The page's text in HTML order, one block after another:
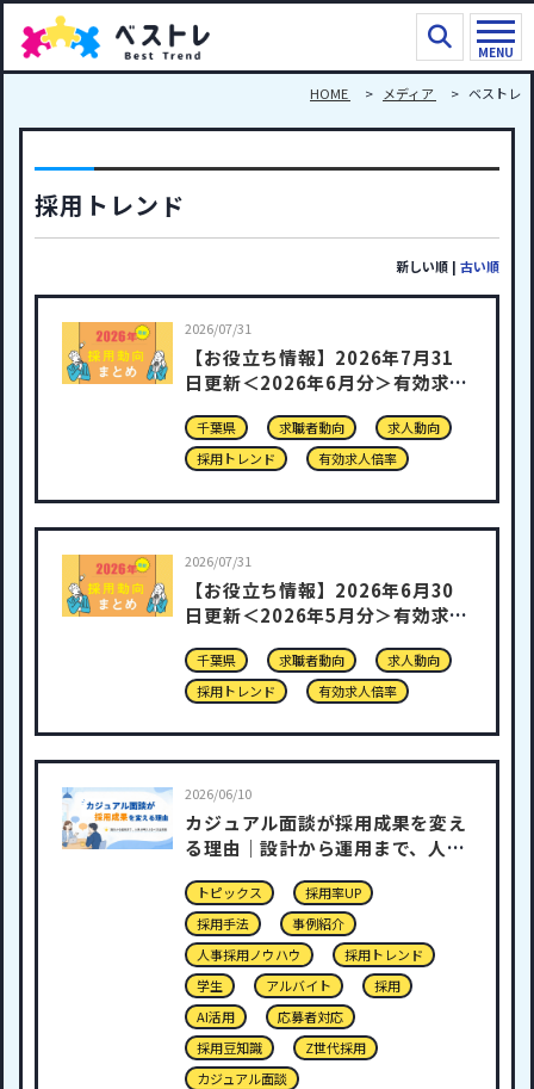
MENU
HOME メディア ベストレ
採用トレンド
新しい順| 古い順
2026/07/31
【お役立ち情報】2026年7月31
日更新＜2026年6月分＞有効求人
千葉県 求職者動向
求人動向
採用トレンド
有効求人倍率
2026/07/31
【お役立ち情報】2026年6月30
日更新＜2026年5月分＞有効求人
千葉県 求職者動向
求人動向
採用トレンド
有効求人倍率
2026/06/10
カジュアル面談が採用成果を変え
る理由｜設計から運用まで、人事
トピックス
採用率UP
採用手法
事例紹介
人事採用ノウハウ
採用トレンド
学生
アルバイト
採用
AI活用
応募者対応
採用豆知識
Z世代採用
カジュアル面談